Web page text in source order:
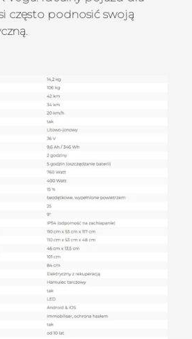
często podnosić swoją